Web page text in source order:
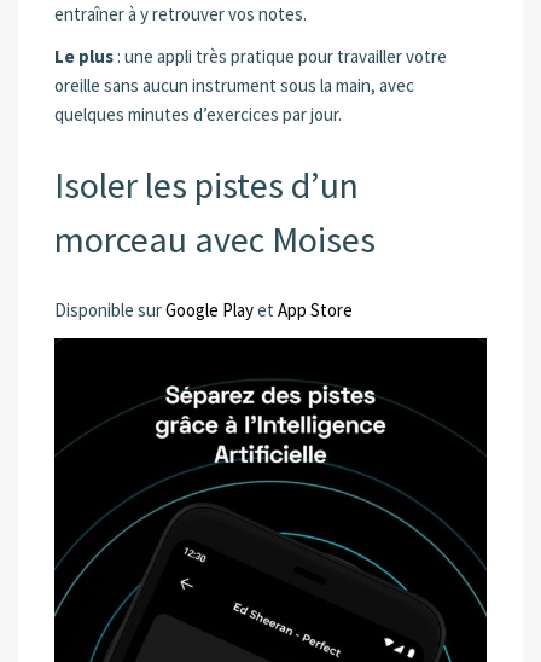
entraîner à y retrouver vos notes.
Le plus : une appli très pratique pour travailler votre
oreille sans aucun instrument sous la main, avec
quelques minutes d’exercices par jour.
Isoler les pistes d’un
morceau avec Moises
Disponible surGoogle Playet App Store